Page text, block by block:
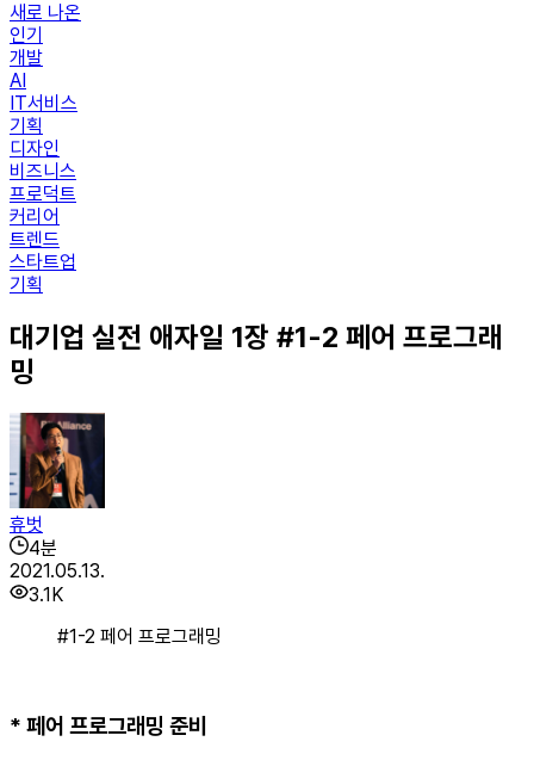
새로 나온
인기
개발
AI
IT서비스
기획
디자인
비즈니스
프로덕트
커리어
트렌드
스타트업
기획
대기업 실전 애자일 1장 #1-2 페어 프로그래
밍
휴벗
4분
2021.05.13.
3.1K
#1-2 페어 프로그래밍
* 페어 프로그래밍 준비